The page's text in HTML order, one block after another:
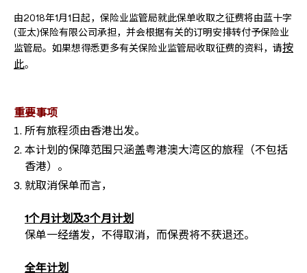
由2018年1月1日起，保险业监管局就此保单收取之征费将由蓝十字
(亚太)保险有限公司承担，并会根据有关的订明安排转付予保险业
监管局。如果想得悉更多有关保险业监管局收取征费的资料，请按
此。
重要事项
所有旅程须由香港出发。
本计划的保障范围只涵盖粤港澳大湾区的旅程（不包括
香港）。
就取消保单而言，
1个月计划及3个月计划
保单一经缮发，不得取消，而保费将不获退还。
全年计划